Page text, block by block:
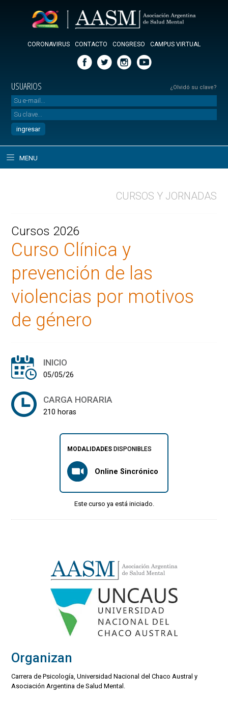
CORONAVIRUS CONTACTO CONGRESO CAMPUS VIRTUAL
USUARIOS ¿Olvidó su clave?
MENU
CURSOS Y JORNADAS
Cursos 2026
Curso Clínica y
prevención de las
violencias por motivos
de género
INICIO
05/05/26
CARGA HORARIA
210 horas
MODALIDADESDISPONIBLES
Online Sincrónico
Este curso ya está iniciado.
Organizan
Carrera de Psicología, Universidad Nacional del Chaco Austral y
Asociación Argentina de Salud Mental.